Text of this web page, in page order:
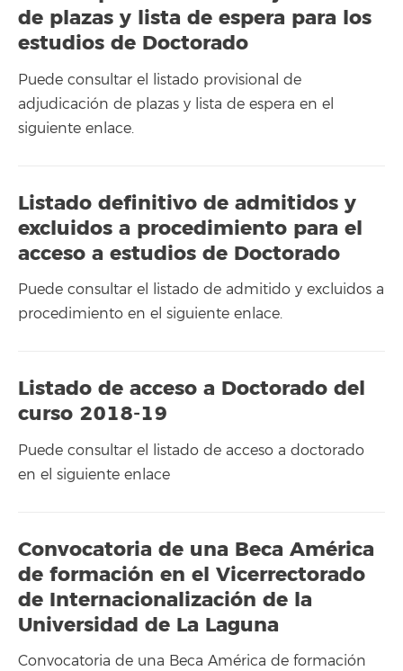
de plazas y lista de espera para los
estudios de Doctorado
Puede consultar el listado provisional de
adjudicación de plazas y lista de espera en el
siguiente enlace.
Listado definitivo de admitidos y
excluidos a procedimiento para el
acceso a estudios de Doctorado
Puede consultar el listado de admitido y excluidos a
procedimiento en el siguiente enlace.
Listado de acceso a Doctorado del
curso 2018-19
Puede consultar el listado de acceso a doctorado
en el siguiente enlace
Convocatoria de una Beca América
de formación en el Vicerrectorado
de Internacionalización de la
Universidad de La Laguna
Convocatoria de una Beca América de formación